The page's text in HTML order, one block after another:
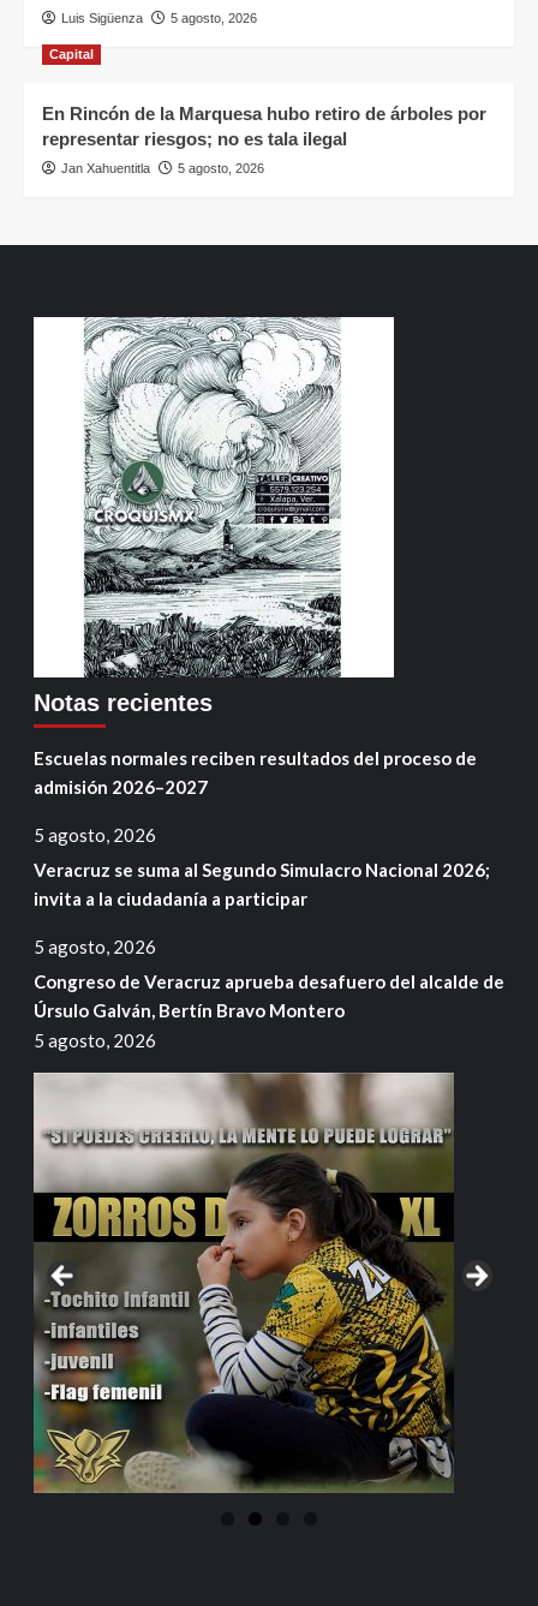
Luis Sigüenza 5 agosto, 2026
Capital
En Rincón de la Marquesa hubo retiro de árboles por
representar riesgos; no es tala ilegal
Jan Xahuentitla 5 agosto, 2026
Notas recientes
Escuelas normales reciben resultados del proceso de
admisión 2026–2027
5 agosto, 2026
Veracruz se suma al Segundo Simulacro Nacional 2026;
invita a la ciudadanía a participar
5 agosto, 2026
Congreso de Veracruz aprueba desafuero del alcalde de
Úrsulo Galván, Bertín Bravo Montero
5 agosto, 2026